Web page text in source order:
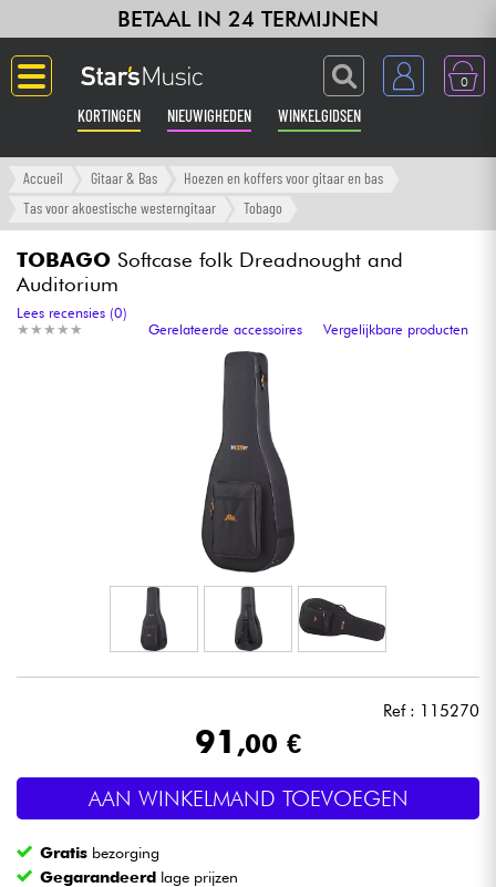
BETAAL IN 24 TERMIJNEN
0
KORTINGEN NIEUWIGHEDEN WINKELGIDSEN
Langue
Versterker & Effecten
Drums & percussie
Blaasinstrument
Accueil Gitaar & Bas
Hoezen en koffers voor gitaar en bas
Tas voor akoestische westerngitaar
Tobago
TOBAGO Softcase folk Dreadnought and
Auditorium
★ ★ ★ ★ ★
★ ★ ★ ★ ★
Lees recensies (0)
Gerelateerde accessoires
Vergelijkbare producten
Ref : 115270
91 ,00 €
AAN WINKELMAND TOEVOEGEN
Gratis bezorging
Gegarandeerd lage prijzen